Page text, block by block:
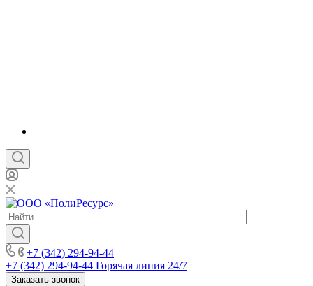
+7 (342) 294-94-44
+7 (342) 294-94-44 Горячая линия 24/7
Заказать звонок